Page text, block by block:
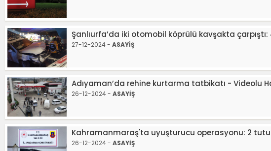
Şanlıurfa’da iki otomobil köprülü kavşakta
27-12-2024 - ASAYİŞ
Adıyaman’da rehine kurtarma tatbikatı - Videolu
26-12-2024 - ASAYİŞ
Kahramanmaraş'ta uyuşturucu operasyonu: 2
26-12-2024 - ASAYİŞ